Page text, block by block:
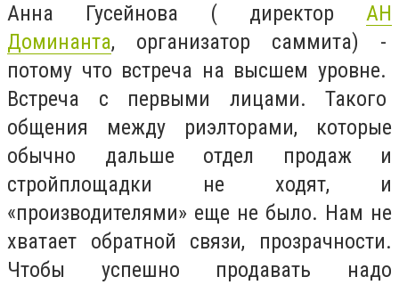
Анна Гусейнова ( директор АН
Доминанта, организатор саммита) -
потому что встреча на высшем уровне.
Встреча с первыми лицами. Такого
общения между риэлторами, которые
обычно дальше отдел продаж и
стройплощадки не ходят, и
«производителями» еще не было. Нам не
хватает обратной связи, прозрачности.
Чтобы успешно продавать надо